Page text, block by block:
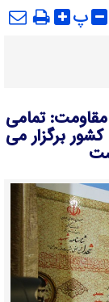
پ
مقاومت: تمامی
برگزار می